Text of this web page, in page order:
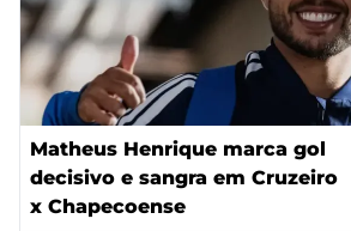
Matheus Henrique marca gol
decisivo e sangra em Cruzeiro
x Chapecoense